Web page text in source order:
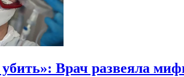
Врач развеяла